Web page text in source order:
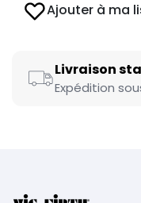
Ajouter à ma
Livraison
Expédition